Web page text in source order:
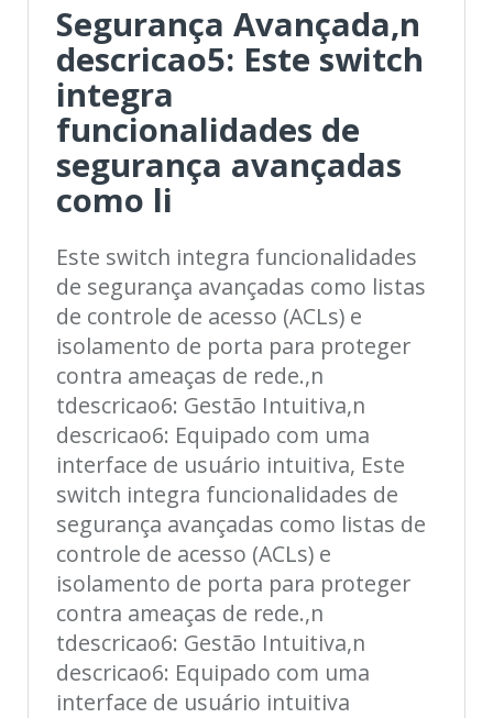
Segurança Avançada,n
descricao5: Este switch
integra
funcionalidades de
segurança avançadas
como li
Este switch integra funcionalidades
de segurança avançadas como listas
de controle de acesso (ACLs) e
isolamento de porta para proteger
contra ameaças de rede.,n
tdescricao6: Gestão Intuitiva,n
descricao6: Equipado com uma
interface de usuário intuitiva, Este
switch integra funcionalidades de
segurança avançadas como listas de
controle de acesso (ACLs) e
isolamento de porta para proteger
contra ameaças de rede.,n
tdescricao6: Gestão Intuitiva,n
descricao6: Equipado com uma
interface de usuário intuitiva